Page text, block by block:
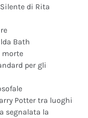
di Rita
Bath
morte
per gli
Potter tra luoghi
segnalata la